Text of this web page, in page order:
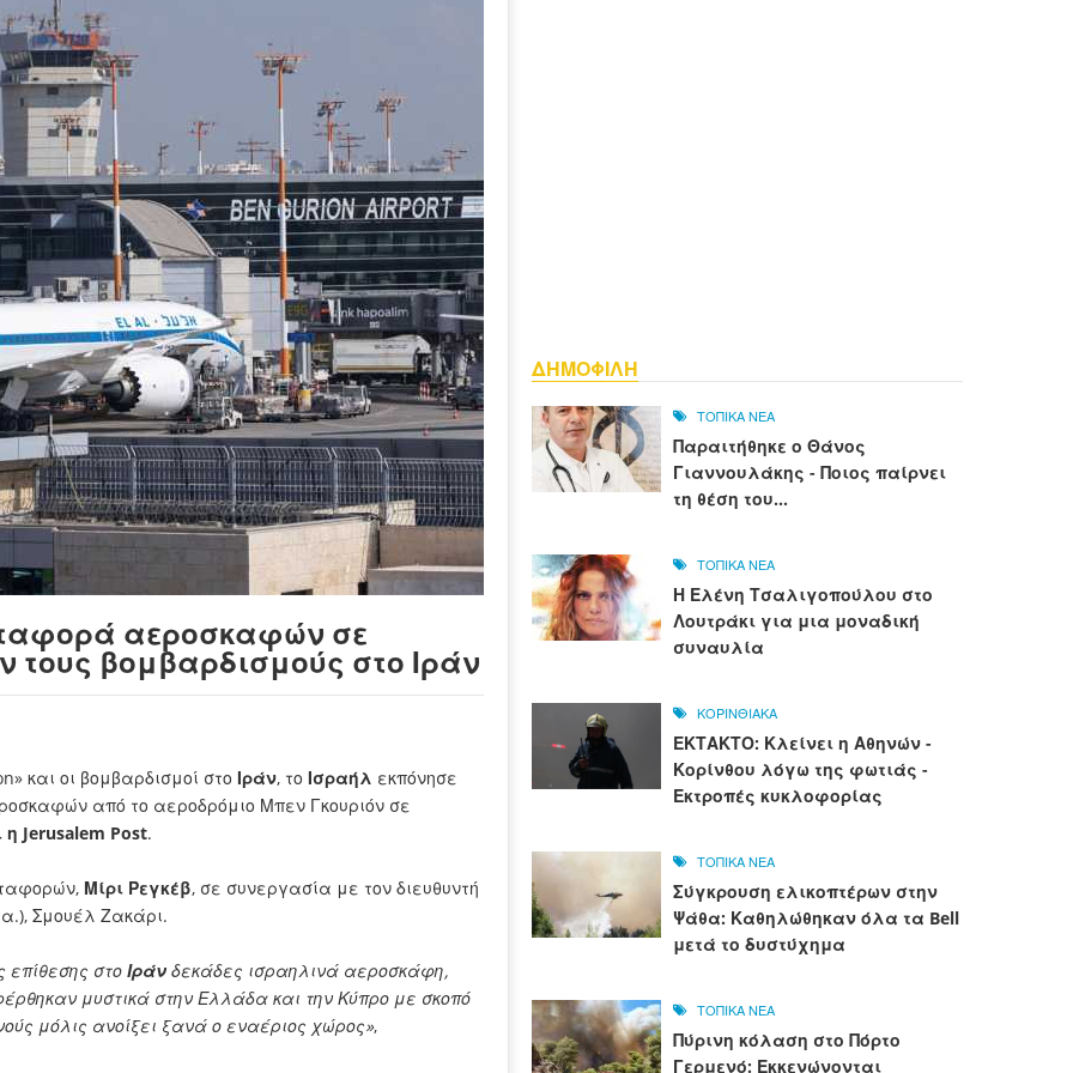
αεροσκαφών σε
βομβαρδισμούς στο Ιράν
και οι βομβαρδισμοί στο Ιράν, το Ισραήλ εκπόνησε
από το αεροδρόμιο Μπεν Γκουριόν σε
Jerusalem Post.
Μίρι Ρεγκέβ, σε συνεργασία με τον διευθυντή
Σμουέλ Ζακάρι.
επίθεσης στο Ιράν δεκάδες ισραηλινά αεροσκάφη,
μυστικά στην Ελλάδα και την Κύπρο με σκοπό
μόλις ανοίξει ξανά ο εναέριος χώρος»,
ΔΗΜΟΦΙΛΗ
ΤΟΠΙΚΑ ΝΕΑ
Παραιτήθηκε ο Θάνος
Γιαννουλάκης - Ποιος παίρνει
τη θέση του...
ΤΟΠΙΚΑ ΝΕΑ
Η Ελένη Τσαλιγοπούλου στο
Λουτράκι για μια μοναδική
συναυλία
ΚΟΡΙΝΘΙΑΚΑ
ΕΚΤΑΚΤΟ: Κλείνει η Αθηνών -
Κορίνθου λόγω της φωτιάς -
Εκτροπές κυκλοφορίας
ΤΟΠΙΚΑ ΝΕΑ
Σύγκρουση ελικοπτέρων στην
Ψάθα: Καθηλώθηκαν όλα τα Bell
μετά το δυστύχημα
ΤΟΠΙΚΑ ΝΕΑ
Πύρινη κόλαση στο Πόρτο
Γερμενό: Εκκενώνονται